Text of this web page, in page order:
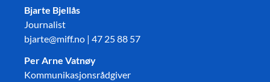
Bjarte Bjellås
Journalist
bjarte@miff.no | 47 25 88 57
Per Arne Vatnøy
Kommunikasjonsrådgiver